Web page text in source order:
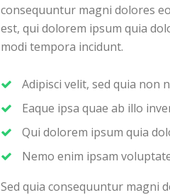
consequuntur magni dolores
est, qui dolorem ipsum quia
modi tempora incidunt.
Adipisci velit, sed quia non
Eaque ipsa quae ab illo
Qui dolorem ipsum quia
Nemo enim ipsam
Sed quia consequuntur magni